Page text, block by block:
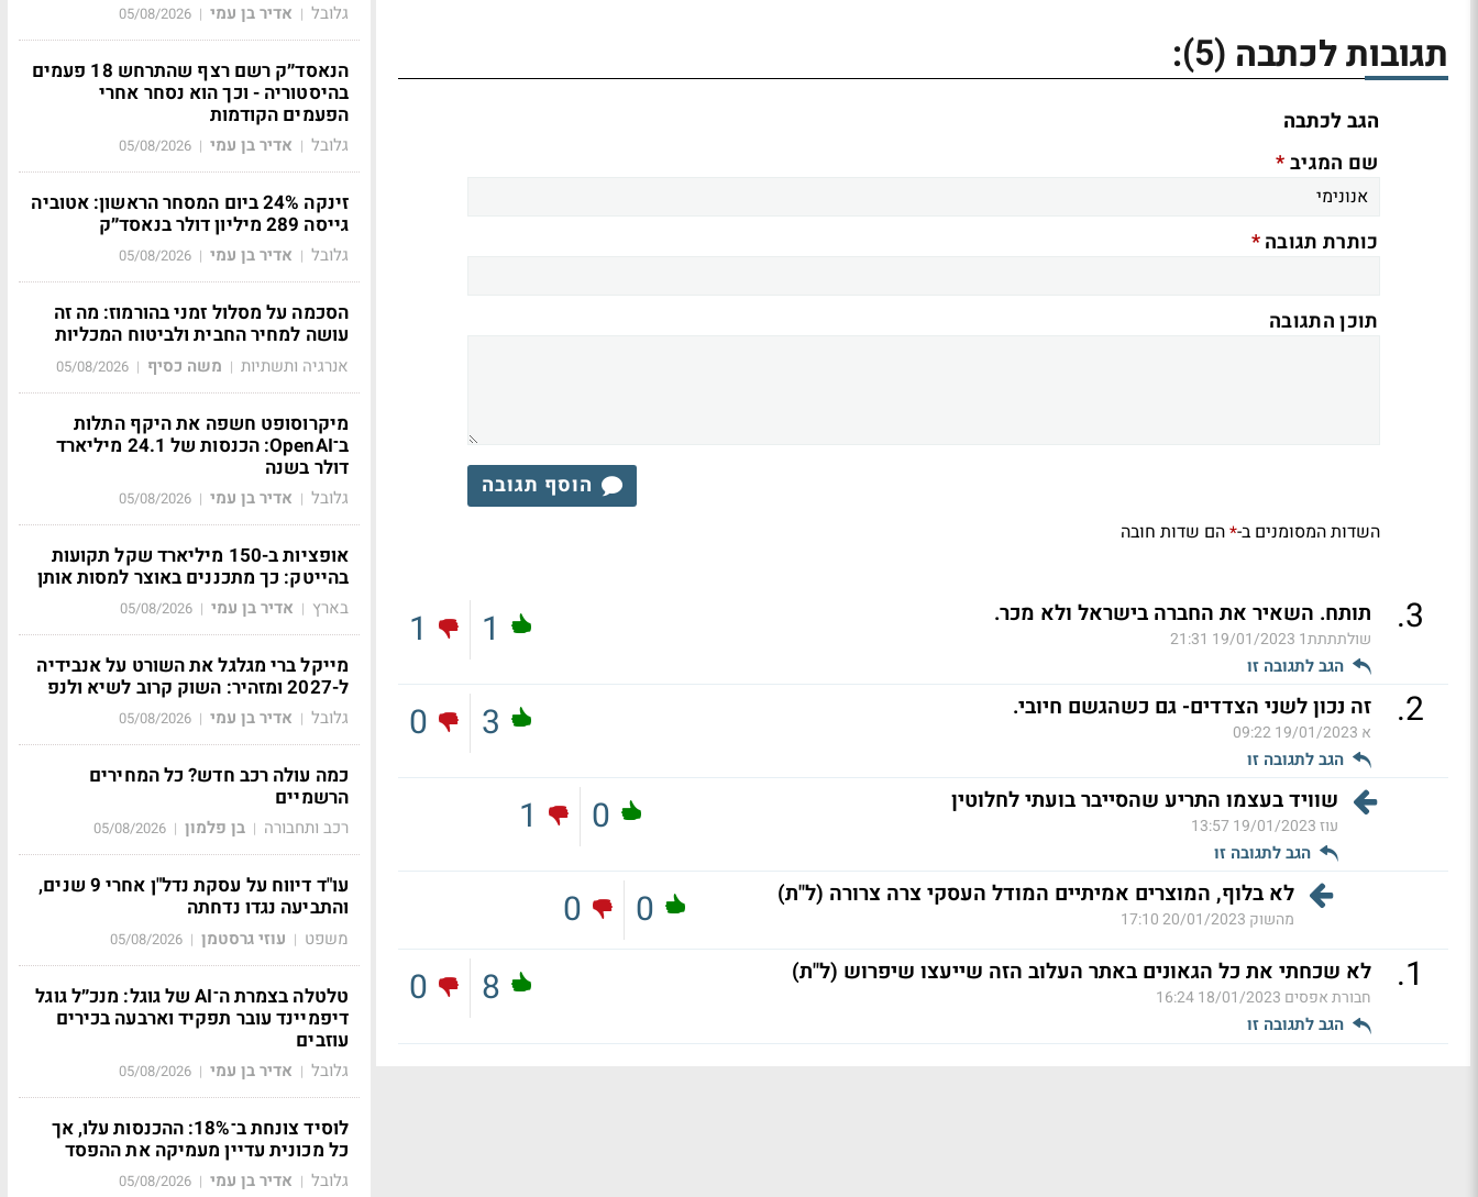
תגובות לכתבה (5)
:
הגב לכתבה
שם המגיב*
כותרת תגובה*
תוכן התגובה
הוסף תגובה
השדות המסומנים ב-*הם שדות חובה
3
. תותח. השאיר את החברה בישראל ולא מכר.
שולתתתת1 19/01/2023 21:31
הגב לתגובה זו
1
1
2
. זה נכון לשני הצדדים- גם כשהגשם חיובי.
א 19/01/2023 09:22
הגב לתגובה זו
3
0
שוויד בעצמו התריע שהסייבר בועתי לחלוטין
עוז19/01/2023 13:57
הגב לתגובה זו
0
1
לא בלוף, המוצרים אמיתיים המודל העסקי צרה צרורה (ל"ת)
מהשוק 20/01/2023 17:10
0
0
1
. לא שכחתי את כל הגאונים באתר העלוב הזה שייעצו שיפרוש (ל"ת)
חבורת אפסים 18/01/2023 16:24
הגב לתגובה זו
8
0
גלובל | אדיר בן עמי |
05/08/2026
הנאסד״ק רשם רצף שהתרחש 18 פעמים
בהיסטוריה - וכך הוא נסחר אחרי
הפעמים הקודמות
גלובל | אדיר בן עמי |
05/08/2026
זינקה 24% ביום המסחר הראשון: אטוביה
גייסה 289 מיליון דולר בנאסד״ק
גלובל | אדיר בן עמי |
05/08/2026
הסכמה על מסלול זמני בהורמוז: מה זה
עושה למחיר החבית ולביטוח המכליות
אנרגיה ותשתיות | משה כסיף |
05/08/2026
מיקרוסופט חשפה את היקף התלות
ב־OpenAI: הכנסות של 24.1 מיליארד
דולר בשנה
גלובל | אדיר בן עמי |
05/08/2026
אופציות ב-150 מיליארד שקל תקועות
בהייטק: כך מתכננים באוצר למסות אותן
בארץ | אדיר בן עמי |
05/08/2026
מייקל ברי מגלגל את השורט על אנבידיה
ל-2027 ומזהיר: השוק קרוב לשיא ולנפ
גלובל | אדיר בן עמי |
05/08/2026
כמה עולה רכב חדש? כל המחירים
הרשמיים
רכב ותחבורה | בן פלמון |
05/08/2026
עו"ד דיווח על עסקת נדל"ן אחרי 9 שנים,
והתביעה נגדו נדחתה
משפט | עוזי גרסטמן |
05/08/2026
טלטלה בצמרת ה־AI של גוגל: מנכ״ל גוגל
דיפמיינד עובר תפקיד וארבעה בכירים
עוזבים
גלובל | אדיר בן עמי |
05/08/2026
לוסיד צונחת ב־18%: ההכנסות עלו, אך
כל מכונית עדיין מעמיקה את ההפסד
גלובל | אדיר בן עמי |
05/08/2026